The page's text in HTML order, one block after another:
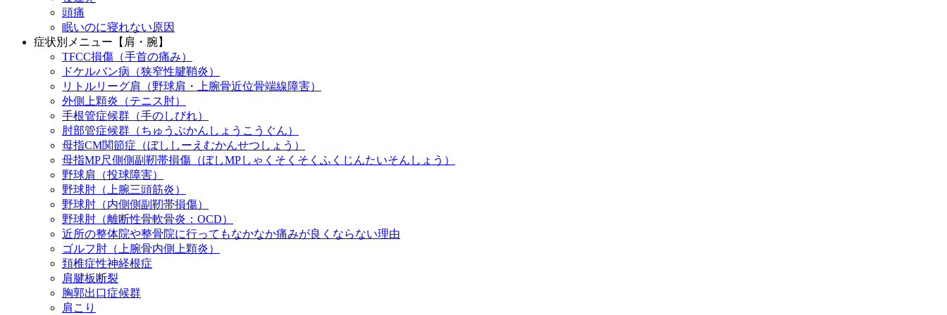
頭痛
眠いのに寝れない原因
症状別メニュー【肩・腕】
TFCC損傷（手首の痛み）
ドケルバン病（狭窄性腱鞘炎）
リトルリーグ肩（野球肩・上腕骨近位骨端線障害）
外側上顆炎（テニス肘）
手根管症候群（手のしびれ）
肘部管症候群（ちゅうぶかんしょうこうぐん）
母指CM関節症（ぼししーえむかんせつしょう）
母指MP尺側側副靭帯損傷（ぼしMPしゃくそくそくふくじんたいそんしょう）
野球肩（投球障害）
野球肘（上腕三頭筋炎）
野球肘（内側側副靭帯損傷）
野球肘（離断性骨軟骨炎：OCD）
近所の整体院や整骨院に行ってもなかなか痛みが良くならない理由
ゴルフ肘（上腕骨内側上顆炎）
頚椎症性神経根症
肩腱板断裂
胸郭出口症候群
肩こり